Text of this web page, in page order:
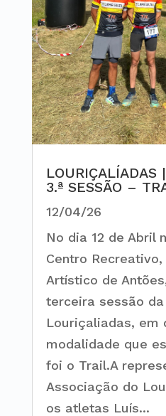
LOURIÇALÍADAS
3.ª SESSÃO –
12/04/26
No dia 12 de Abril
Centro
Artístico de
terceira sessão
Louriçaliadas, em
modalidade que
foi o Trail.A
Associação do
os atletas Luís...